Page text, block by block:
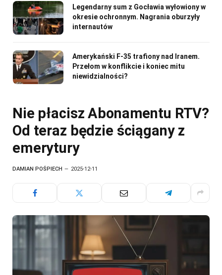
Legendarny sum z Gocławia wyłowiony w
okresie ochronnym. Nagrania oburzyły
internautów
Amerykański F-35 trafiony nad Iranem.
Przełom w konflikcie i koniec mitu
niewidzialności?
Nie płacisz Abonamentu RTV?
Od teraz będzie ściągany z
emerytury
DAMIAN POŚPIECH 2025-12-11